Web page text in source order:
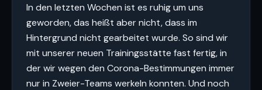
In den letzten Wochen ist es ruhig um uns
geworden, das heißt aber nicht, dass im
Hintergrund nicht gearbeitet wurde. So sind wir
mit unserer neuen Trainingsstätte fast fertig, in
der wir wegen den Corona-Bestimmungen immer
nur in Zweier-Teams werkeln konnten. Und noch